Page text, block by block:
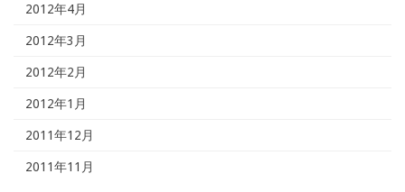
2012年4月
2012年3月
2012年2月
2012年1月
2011年12月
2011年11月